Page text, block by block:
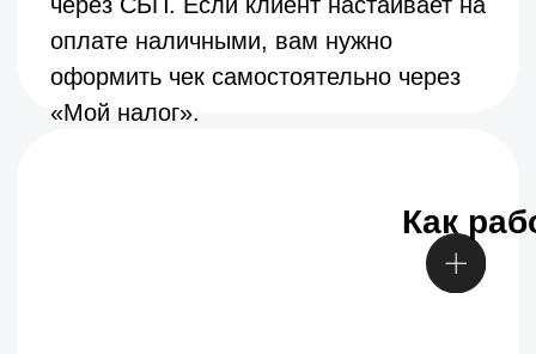
©️ LeadPay, 2025. Все права защищены.